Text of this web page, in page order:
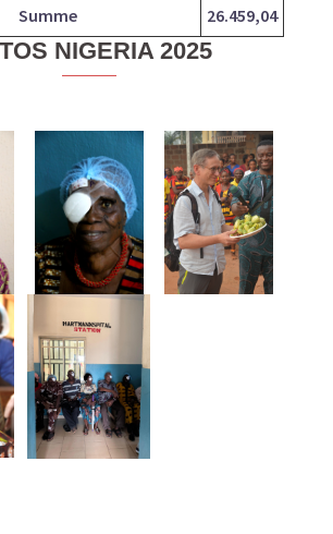
Summe 26.459,04
NIGERIA 2025